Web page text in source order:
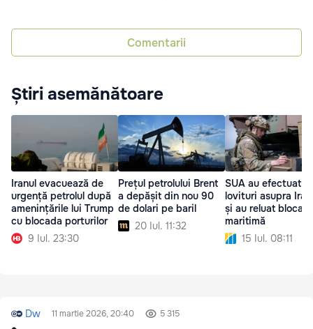
Comentarii
Știri asemănătoare
Iranul evacuează de
urgență petrolul după
amenințările lui Trump
cu blocada porturilor
9 Iul. 23:30
Prețul petrolului Brent
a depășit din nou 90
de dolari pe baril
20 Iul. 11:32
SUA au efectuat
lovituri asupra
și au reluat
maritimă
15 Iul. 08:11
Dw 11 martie 2026, 20:40 5 315